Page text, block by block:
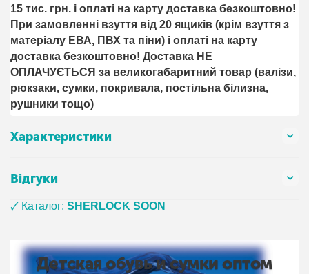
15 тис. грн. і оплаті на карту доставка безкоштовно!
При замовленні взуття від 20 ящиків (крім взуття з
матеріалу ЕВА, ПВХ та піни) і оплаті на карту
доставка безкоштовно! Доставка НЕ ​​
ОПЛАЧУЄТЬСЯ за великогабаритний товар (валізи,
рюкзаки, сумки, покривала, постільна білизна,
рушники тощо)
Характеристики
Відгуки
🗸 Каталог:SHERLOCK SOON
Детская обувь и сумки оптом